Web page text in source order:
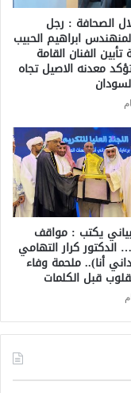
الصحافة : رجل
ابراهيم الحبيب
تأبين الفنان القامة
معدنه الاصيل تجاه
يكتب : مواقف
كرار التهامي
أنا).. ملحمة وفاء
قبل الكلمات